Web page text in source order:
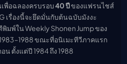
พื่อฉลองครบรอบ40 ปีของแฟรนไชส์
เรื่องนี้จะยึดมั่นกับต้นฉบับมังงะ
มพ์ใน Weekly Shonen Jump ของ
ขณะที่อนิเมะทีวีภาคแรก
น ตั้งแต่ปี 1984 ถึง 1988